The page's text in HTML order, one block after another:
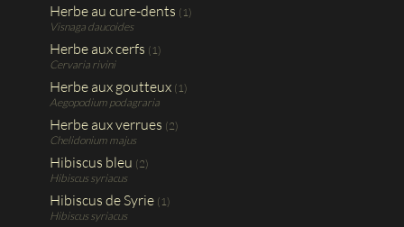
Herbe au cure-dents (1)
Visnaga daucoides
Herbe aux cerfs (1)
Cervaria rivini
Herbe aux goutteux (1)
Aegopodium podagraria
Herbe aux verrues (2)
Chelidonium majus
Hibiscus bleu (2)
Hibiscus syriacus
Hibiscus de Syrie (1)
Hibiscus syriacus